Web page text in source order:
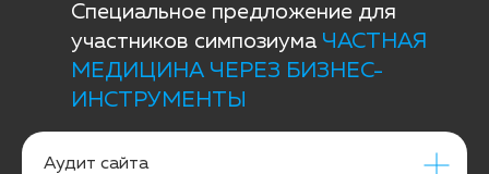
Специальное предложение для
участников симпозиума ЧАСТНАЯ
МЕДИЦИНА ЧЕРЕЗ БИЗНЕС-
ИНСТРУМЕНТЫ
Аудит сайта